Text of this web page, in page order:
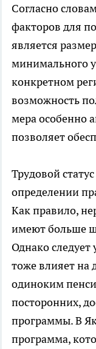
Согласно
факторов для
является
минимального
конкретном
возможность
мера особенно
позволяет
Трудовой
определении
Как правило,
имеют больше
Однако следует
тоже влияет на
одиноким
посторонних,
программы. В
программа,